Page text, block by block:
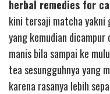
herbal remedies for
kini tersaji matcha yakni
yang kemudian dicampur
manis bila sampai ke
tea sesungguhnya yang
karena rasanya lebih